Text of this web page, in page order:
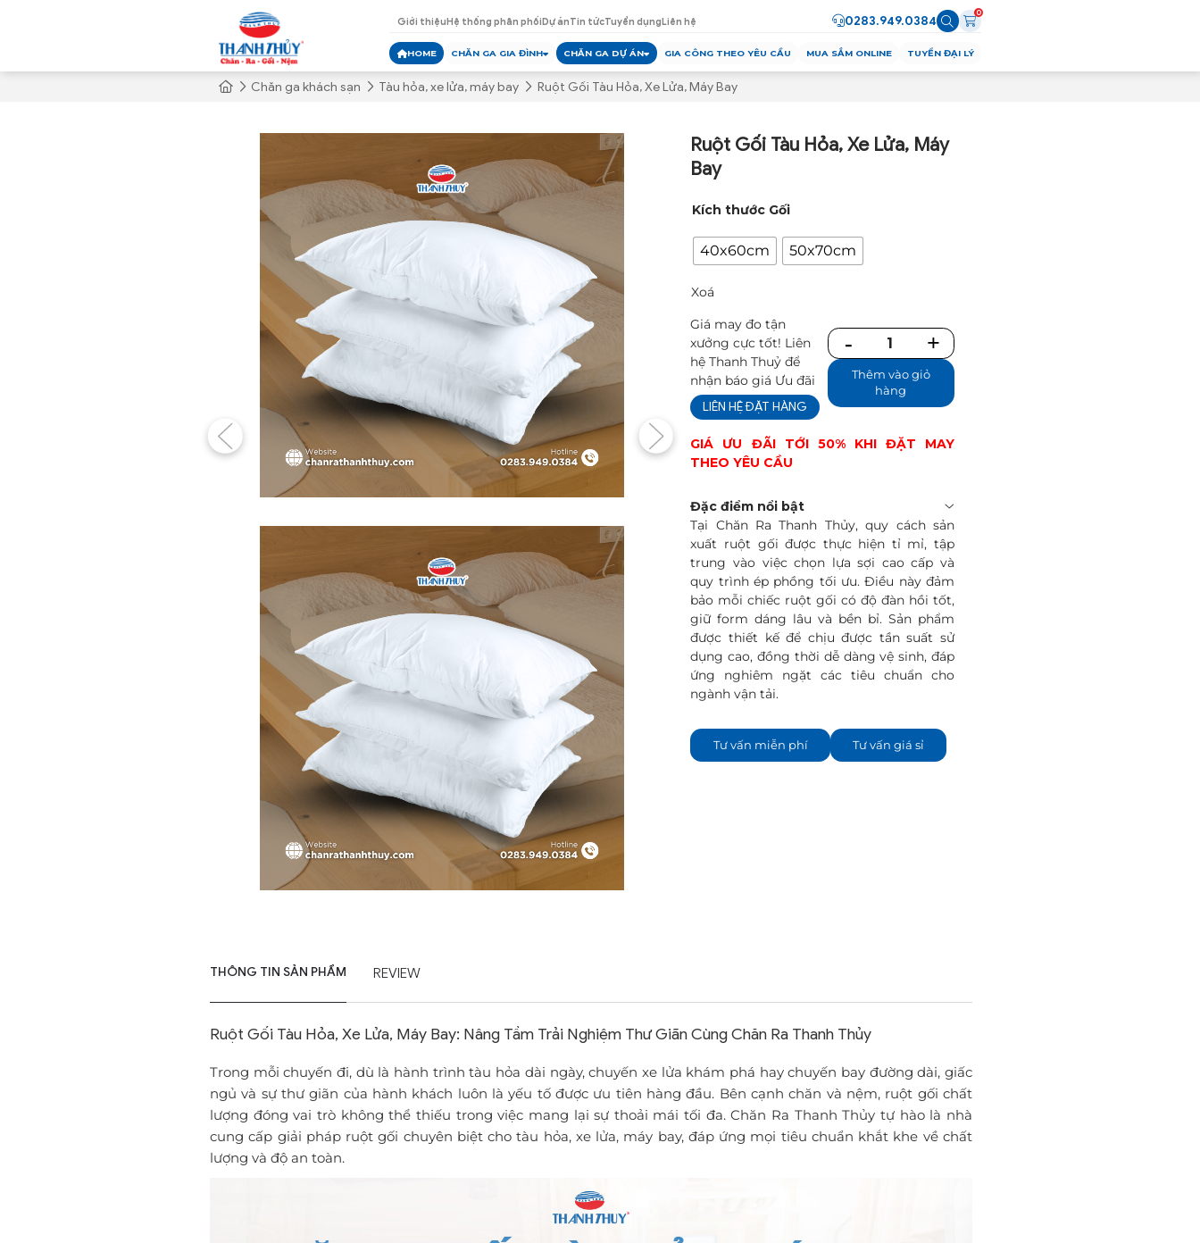
Giới thiệuHệ thống phân phốiDự ánTin tứcTuyển dụngLiên hệ 0283.949.0384
0
HOME CHĂN GA GIA ĐÌNH CHĂN GA DỰ ÁN GIA CÔNG THEO YÊU CẦU MUA SẮM ONLINE TUYỂN ĐẠI LÝ
Chăn ga khách sạn Tàu hỏa, xe lửa, máy bay Ruột Gối Tàu Hỏa, Xe Lửa, Máy Bay
Ruột Gối Tàu Hỏa, Xe Lửa, Máy
Bay
Kích thước Gối
40x60cm 50x70cm
Xoá
Giá may đo tận
xưởng cực tốt! Liên
hệ Thanh Thuỷ để
nhận báo giá Ưu đãi
LIÊN HỆ ĐẶT HÀNG
Số
lượngThêm vào giỏ
hàng
GIÁ ƯU ĐÃI TỚI 50% KHI ĐẶT MAY
THEO YÊU CẦU
Đặc điểm nổi bật
Tại Chăn Ra Thanh Thủy, quy cách sản
xuất ruột gối được thực hiện tỉ mỉ, tập
trung vào việc chọn lựa sợi cao cấp và
quy trình ép phồng tối ưu. Điều này đảm
bảo mỗi chiếc ruột gối có độ đàn hồi tốt,
giữ form dáng lâu và bền bỉ. Sản phẩm
được thiết kế để chịu được tần suất sử
dụng cao, đồng thời dễ dàng vệ sinh, đáp
ứng nghiêm ngặt các tiêu chuẩn cho
ngành vận tải.
Tư vấn miễn phí Tư vấn giá sỉ
THÔNG TIN SẢN PHẨM REVIEW
Ruột Gối Tàu Hỏa, Xe Lửa, Máy Bay: Nâng Tầm Trải Nghiệm Thư Giãn Cùng Chăn Ra Thanh Thủy
Trong mỗi chuyến đi, dù là hành trình tàu hỏa dài ngày, chuyến xe lửa khám phá hay chuyến bay đường dài, giấc
ngủ và sự thư giãn của hành khách luôn là yếu tố được ưu tiên hàng đầu. Bên cạnh chăn và nệm, ruột gối chất
lượng đóng vai trò không thể thiếu trong việc mang lại sự thoải mái tối đa. Chăn Ra Thanh Thủy tự hào là nhà
cung cấp giải pháp ruột gối chuyên biệt cho tàu hỏa, xe lửa, máy bay, đáp ứng mọi tiêu chuẩn khắt khe về chất
lượng và độ an toàn.